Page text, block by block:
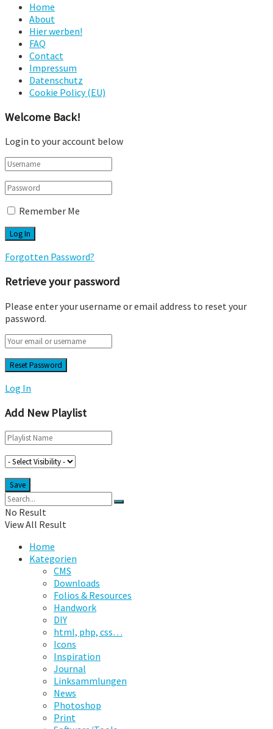
Home
About
Hier werben!
FAQ
Contact
Impressum
Datenschutz
Cookie Policy (EU)
Welcome Back!
Login to your account below
Remember Me
Forgotten Password?
Retrieve your password
Please enter your username or email address to reset your
password.
Log In
Add New Playlist
No Result
View All Result
Home
Kategorien
CMS
Downloads
Folios & Resources
Handwork
DIY
html, php, css…
Icons
Inspiration
Journal
Linksammlungen
News
Photoshop
Print